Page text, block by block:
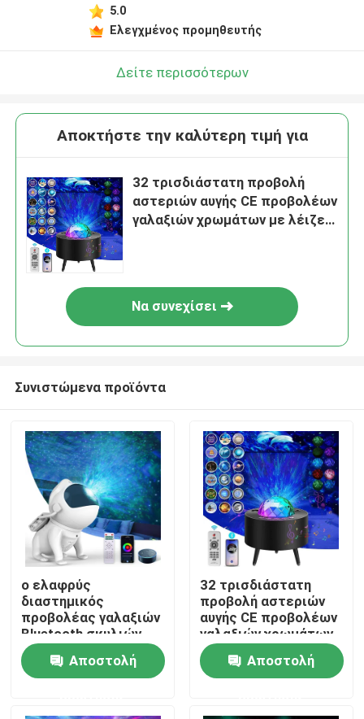
Σπίτι
Προϊόντα
Περίπου εμείς
5.0
Ελεγχμένος προμηθευτής
Δείτε περισσότερων
Αποκτήστε την καλύτερη τιμή για
32 τρισδιάστατη προβολή
αστεριών αυγής CE προβολέων
γαλαξιών χρωμάτων με λέιζερ
Να συνεχίσει
Συνιστώμενα προϊόντα
ο ελαφρύς
διαστημικός
προβολέας γαλαξιών
Bluetooth σκυλιών
νύχτας προβολέων
γαλαξιών 29cm για
παρουσιάζει
Αποστολή
32 τρισδιάστατη
προβολή αστεριών
αυγής CE προβολέων
γαλαξιών χρωμάτων
με λέιζερ 40 το
ανάβοντας τρόπων
Αποστολή